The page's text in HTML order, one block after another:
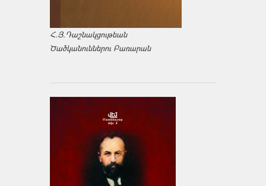
Հ.Յ.Դաշնակցութեան
Ծածկանուններու Բառարան